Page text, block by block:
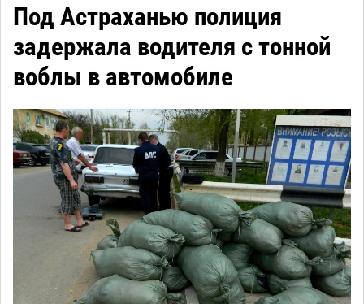
Под Астраханью полиция
задержала водителя с тонной
воблы в автомобиле